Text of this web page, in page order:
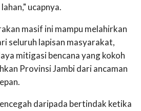
ucapnya.
masif ini mampu melahirkan
seluruh lapisan masyarakat,
mitigasi bencana yang kokoh
Provinsi Jambi dari ancaman
daripada bertindak ketika